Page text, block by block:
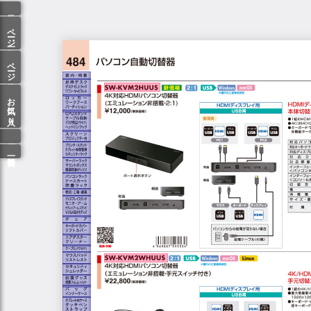
ページ一覧
ページ検索
お気に入り